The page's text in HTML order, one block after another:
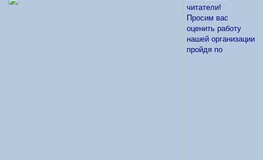
читатели!
Просим вас
оценить работу
нашей организации
пройдя по